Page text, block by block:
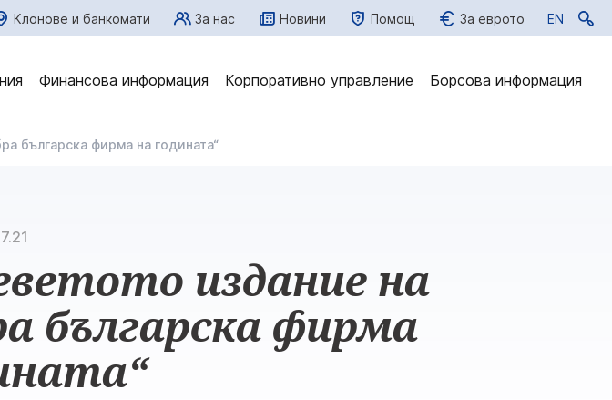
Клонове и банкомати За нас Новини Помощ За еврото EN
EN
Финансова информация Корпоративно управление Борсова информация
българска фирма на годината“
издание на
българска фирма